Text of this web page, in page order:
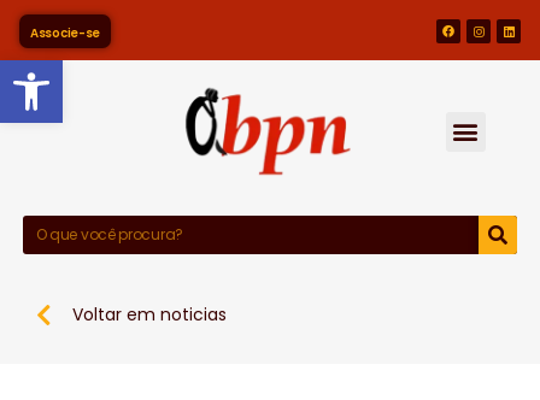
Barra de Ferramentas
Associe-se
Voltar em noticias